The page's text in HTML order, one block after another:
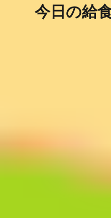
今日の給